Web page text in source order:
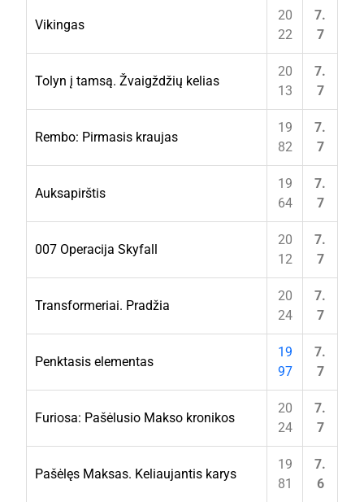
Vikingas
20
22
7.
7
Tolyn į tamsą. Žvaigždžių kelias
20
13
7.
7
Rembo: Pirmasis kraujas
19
82
7.
7
Auksapirštis
19
64
7.
7
007 Operacija Skyfall
20
12
7.
7
Transformeriai. Pradžia
20
24
7.
7
Penktasis elementas
19
97
7.
7
Furiosa: Pašėlusio Makso kronikos
20
24
7.
7
Pašėlęs Maksas. Keliaujantis karys
19
81
7.
6